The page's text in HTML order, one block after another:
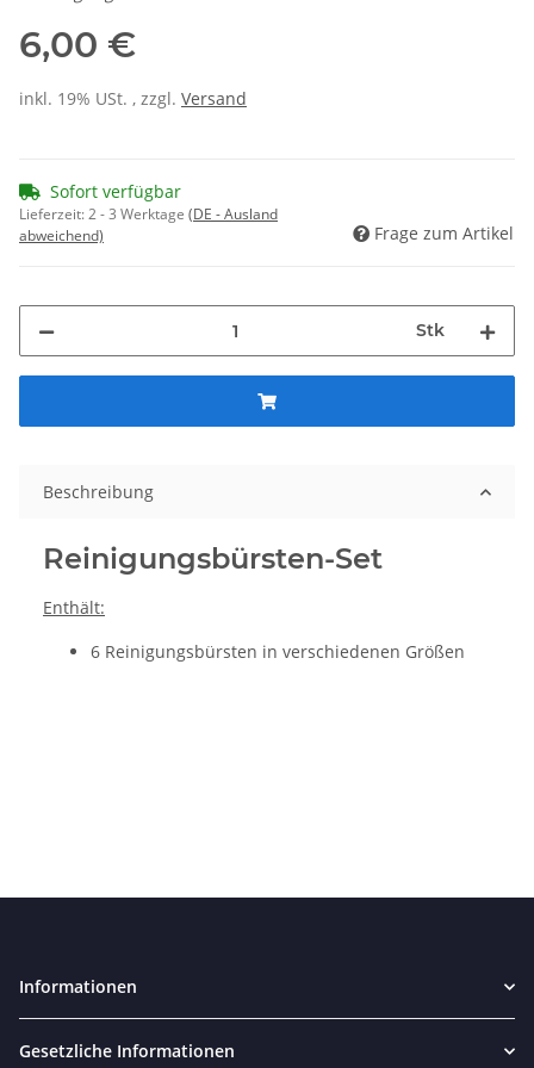
6,00 €
inkl. 19% USt. , zzgl. Versand
Sofort verfügbar
Lieferzeit:2 - 3 Werktage (DE - Ausland
abweichend)
Frage zum Artikel
Stk
Beschreibung
Reinigungsbürsten-Set
Enthält:
6 Reinigungsbürsten in verschiedenen Größen
Informationen
Gesetzliche Informationen